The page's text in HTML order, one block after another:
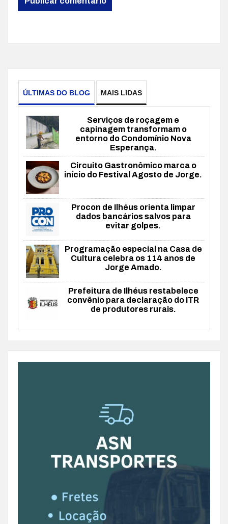
ÚLTIMAS DO BLOG MAIS LIDAS
Serviços de roçagem e
capinagem transformam o
entorno do Condomínio Nova
Esperança.
Circuito Gastronômico marca o
início do Festival Agosto de Jorge.
Procon de Ilhéus orienta limpar
dados bancários salvos para
evitar golpes.
Programação especial na Casa de
Cultura celebra os 114 anos de
Jorge Amado.
Prefeitura de Ilhéus restabelece
convênio para declaração do ITR
de produtores rurais.